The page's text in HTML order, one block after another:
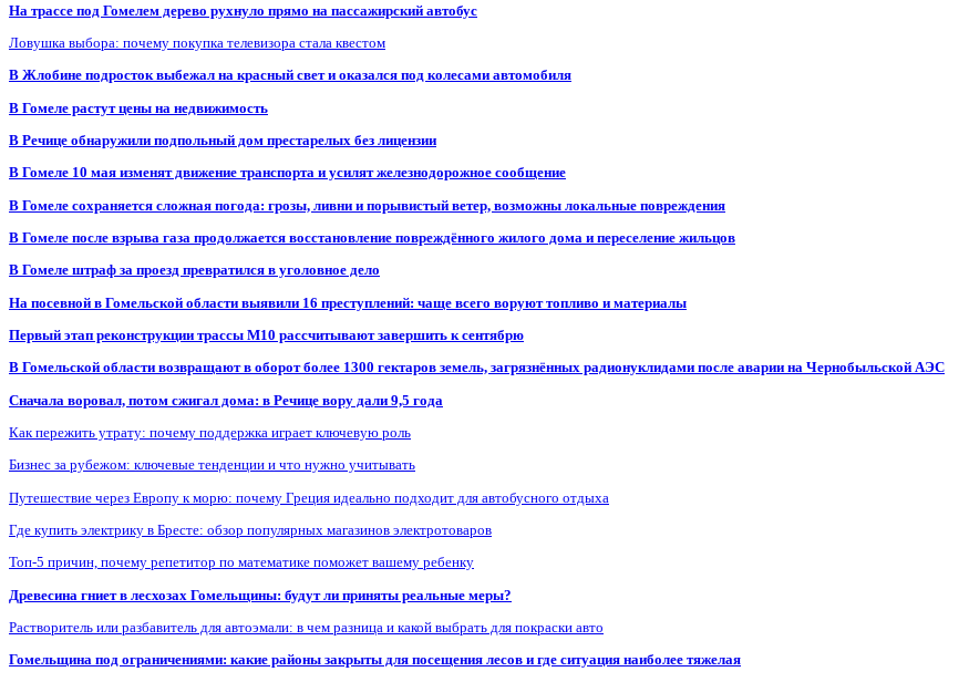
На трассе под Гомелем дерево рухнуло прямо на пассажирский автобус
Ловушка выбора: почему покупка телевизора стала квестом
В Жлобине подросток выбежал на красный свет и оказался под колесами автомобиля
В Гомеле растут цены на недвижимость
В Речице обнаружили подпольный дом престарелых без лицензии
В Гомеле 10 мая изменят движение транспорта и усилят железнодорожное сообщение
В Гомеле сохраняется сложная погода: грозы, ливни и порывистый ветер, возможны локальные повреждения
В Гомеле после взрыва газа продолжается восстановление повреждённого жилого дома и переселение жильцов
В Гомеле штраф за проезд превратился в уголовное дело
На посевной в Гомельской области выявили 16 преступлений: чаще всего воруют топливо и материалы
Первый этап реконструкции трассы М10 рассчитывают завершить к сентябрю
В Гомельской области возвращают в оборот более 1300 гектаров земель, загрязнённых радионуклидами после аварии на Чернобыльской АЭС
Сначала воровал, потом сжигал дома: в Речице вору дали 9,5 года
Как пережить утрату: почему поддержка играет ключевую роль
Бизнес за рубежом: ключевые тенденции и что нужно учитывать
Путешествие через Европу к морю: почему Греция идеально подходит для автобусного отдыха
Где купить электрику в Бресте: обзор популярных магазинов электротоваров
Топ-5 причин, почему репетитор по математике поможет вашему ребенку
Древесина гниет в лесхозах Гомельщины: будут ли приняты реальные меры?
Растворитель или разбавитель для автоэмали: в чем разница и какой выбрать для покраски авто
Гомельщина под ограничениями: какие районы закрыты для посещения лесов и где ситуация наиболее тяжелая